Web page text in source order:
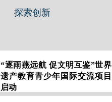
探索创新
“逐雨燕远航 促文明互鉴”世界
遗产教育青少年国际交流项目
启动